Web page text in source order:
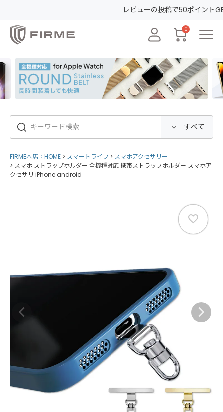
レビューの投稿で50ポイントGET&30日間安心保証！会員登録
0
FIRME本店：HOME スマートライフ
スマホアクセサリー
スマホ ストラップホルダー 全機種対応 携帯ストラップホルダー スマホア
クセサリ iPhone android